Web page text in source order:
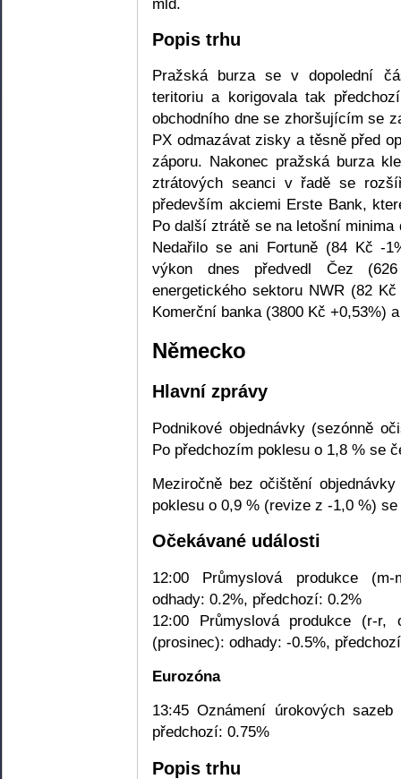
Popis trhu
Pražská burza se v dopolední
teritoriu a korigovala tak
obchodního dne se zhoršujícím se
PX odmazávat zisky a těsně před
záporu. Nakonec pražská burza
ztrátových seanci v řadě se
především akciemi Erste Bank,
Po další ztrátě se na letošní
Nedařilo se ani Fortuně (84 Kč -
výkon dnes předvedl Čez
energetického sektoru NWR (82
Komerční banka (3800 Kč +0,53%)
Německo
Hlavní zprávy
Podnikové objednávky (sezónně
Po předchozím poklesu o 1,8 % se
Meziročně bez očištění
poklesu o 0,9 % (revize z -1,0 %)
Očekávané události
12:00 Průmyslová produkce
odhady: 0.2%, předchozí: 0.2%
12:00 Průmyslová produkce (r-
(prosinec): odhady: -0.5%,
Eurozóna
13:45 Oznámení úrokových
předchozí: 0.75%
Popis trhu